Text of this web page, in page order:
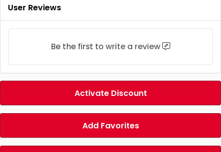
User Reviews
Be the first to write a review
Activate Discount
Add Favorites